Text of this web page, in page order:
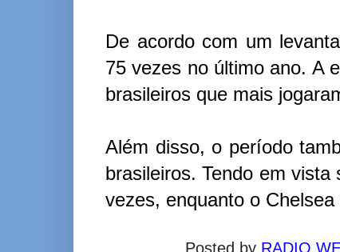
De acordo com um
75 vezes no último ano. A
brasileiros que mais
Além disso, o período
brasileiros. Tendo em
vezes, enquanto o
Posted by RADIO